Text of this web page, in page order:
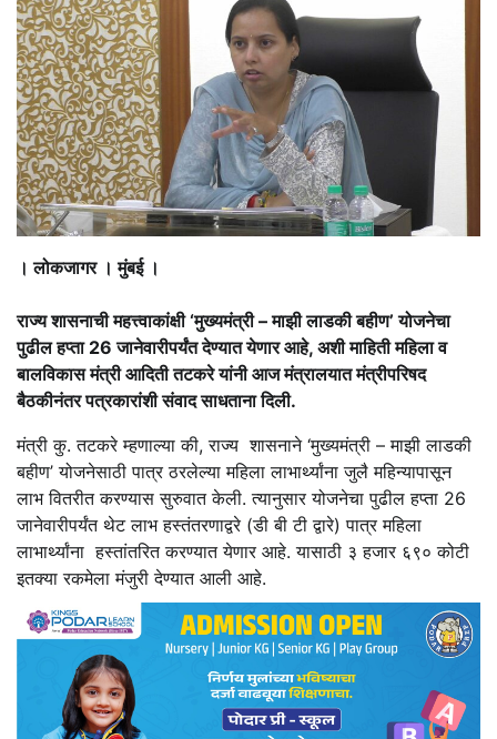
। लोकजागर । मुंबई ।
राज्य शासनाची महत्त्वाकांक्षी ‘मुख्यमंत्री – माझी लाडकी बहीण’ योजनेचा
पुढील हप्ता 26 जानेवारीपर्यंत देण्यात येणार आहे, अशी माहिती महिला व
बालविकास मंत्री आदिती तटकरे यांनी आज मंत्रालयात मंत्रीपरिषद
बैठकीनंतर पत्रकारांशी संवाद साधताना दिली.
मंत्री कु. तटकरे म्हणाल्या की, राज्य शासनाने ‘मुख्यमंत्री – माझी लाडकी
बहीण’ योजनेसाठी पात्र ठरलेल्या महिला लाभार्थ्यांना जुलै महिन्यापासून
लाभ वितरीत करण्यास सुरुवात केली. त्यानुसार योजनेचा पुढील हप्ता 26
जानेवारीपर्यंत थेट लाभ हस्तंतरणाद्वरे (डी बी टी द्वारे) पात्र महिला
लाभार्थ्यांना हस्तांतरित करण्यात येणार आहे. यासाठी ३ हजार ६९० कोटी
इतक्या रकमेला मंजुरी देण्यात आली आहे.